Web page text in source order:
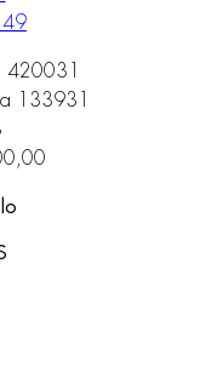
420031
133931